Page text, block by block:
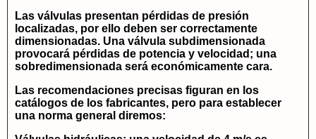
Las válvulas presentan pérdidas de presión
localizadas, por ello deben ser correctamente
dimensionadas. Una válvula subdimensionada
provocará pérdidas de potencia y velocidad; una
sobredimensionada será económicamente cara.
Las recomendaciones precisas figuran en los
catálogos de los fabricantes, pero para establecer
una norma general diremos: